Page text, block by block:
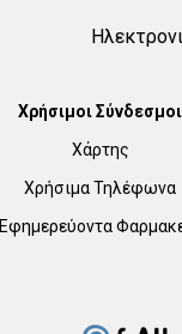
Χρήσιμοι Σύνδεσμοι
Χάρτης
Χρήσιμα Τηλέφωνα
Εφημερεύοντα